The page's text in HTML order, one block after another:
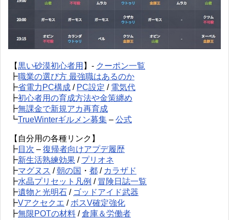
【黒い砂漠初心者用 】- クーポン一覧
┣職業の選び方 最強職はあるのか
┣省電力PC構成 / PC設定 / 電気代
┣初心者用の育成方法や金策纏め
┣無課金で新規アカ再育成
┗TrueWinterギルメン募集 – 公式
【自分用の各種リンク】
┣目次 – 復帰者向けアプデ履歴
┣新生活熟練効果 / プリオネ
┣マグヌス /朝の国 ・ 都 / カラザド
┣水晶プリセット凡例 / 冒険日誌一覧
┣遺物と光明石 / ゴッドアイド武器
┣Vアクセクエ / ボスV確定強化
┣無限POTの材料 /倉庫＆労働者